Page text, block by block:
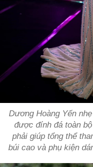
Dương Hoàng Yến
được đính đá toàn
phải giúp tổng thể
búi cao và phụ kiện